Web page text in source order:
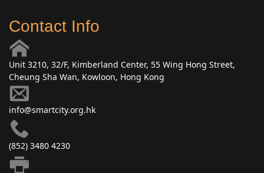
Contact Info
Unit 3210, 32/F, Kimberland Center, 55 Wing Hong Street,
Cheung Sha Wan, Kowloon, Hong Kong
info@smartcity.org.hk
(852) 3480 4230